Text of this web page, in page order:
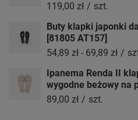
119,00 zł / szt.
Buty klapki japonki
[81805 AT157]
54,89 zł - 69,89 zł /
Ipanema Renda II
wygodne beżowy na
89,00 zł / szt.